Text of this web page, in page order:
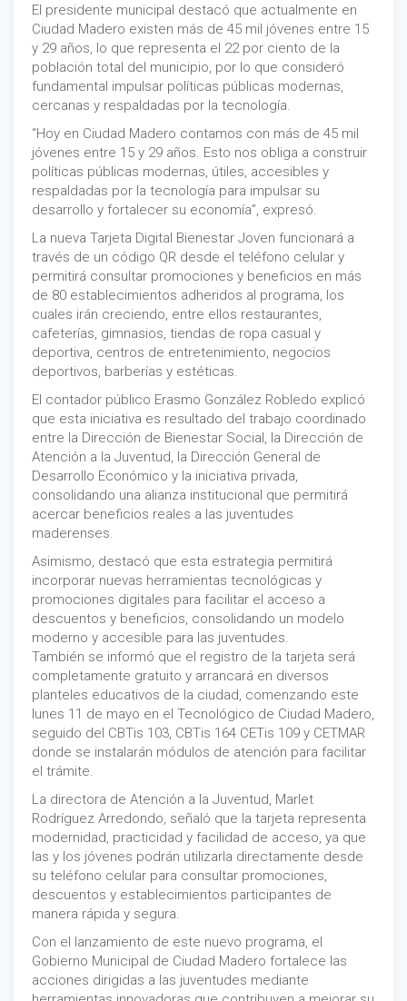
El presidente municipal destacó que actualmente en
Ciudad Madero existen más de 45 mil jóvenes entre 15
y 29 años, lo que representa el 22 por ciento de la
población total del municipio, por lo que consideró
fundamental impulsar políticas públicas modernas,
cercanas y respaldadas por la tecnología.
“Hoy en Ciudad Madero contamos con más de 45 mil
jóvenes entre 15 y 29 años. Esto nos obliga a construir
políticas públicas modernas, útiles, accesibles y
respaldadas por la tecnología para impulsar su
desarrollo y fortalecer su economía”, expresó.
La nueva Tarjeta Digital Bienestar Joven funcionará a
través de un código QR desde el teléfono celular y
permitirá consultar promociones y beneficios en más
de 80 establecimientos adheridos al programa, los
cuales irán creciendo, entre ellos restaurantes,
cafeterías, gimnasios, tiendas de ropa casual y
deportiva, centros de entretenimiento, negocios
deportivos, barberías y estéticas.
El contador público Erasmo González Robledo explicó
que esta iniciativa es resultado del trabajo coordinado
entre la Dirección de Bienestar Social, la Dirección de
Atención a la Juventud, la Dirección General de
Desarrollo Económico y la iniciativa privada,
consolidando una alianza institucional que permitirá
acercar beneficios reales a las juventudes
maderenses.
Asimismo, destacó que esta estrategia permitirá
incorporar nuevas herramientas tecnológicas y
promociones digitales para facilitar el acceso a
descuentos y beneficios, consolidando un modelo
moderno y accesible para las juventudes.
También se informó que el registro de la tarjeta será
completamente gratuito y arrancará en diversos
planteles educativos de la ciudad, comenzando este
lunes 11 de mayo en el Tecnológico de Ciudad Madero,
seguido del CBTis 103, CBTis 164 CETis 109 y CETMAR
donde se instalarán módulos de atención para facilitar
el trámite.
La directora de Atención a la Juventud, Marlet
Rodríguez Arredondo, señaló que la tarjeta representa
modernidad, practicidad y facilidad de acceso, ya que
las y los jóvenes podrán utilizarla directamente desde
su teléfono celular para consultar promociones,
descuentos y establecimientos participantes de
manera rápida y segura.
Con el lanzamiento de este nuevo programa, el
Gobierno Municipal de Ciudad Madero fortalece las
acciones dirigidas a las juventudes mediante